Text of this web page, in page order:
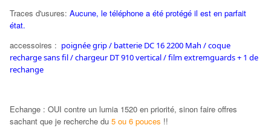
Traces d'usures: Aucune, le téléphone a été protégé il est en parfait
état.
accessoires : poignée grip / batterie DC 16 2200 Mah / coque
recharge sans fil / chargeur DT 910 vertical / film extremguards + 1 de
rechange
Echange : OUI contre un lumia 1520 en priorité, sinon faire offres
sachant que je recherche du 5 ou 6 pouces !!